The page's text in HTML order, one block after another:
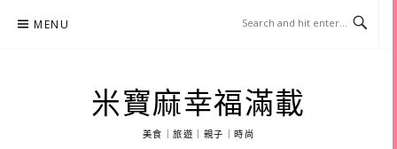
MENU
米寶麻幸福滿載
美食｜旅遊｜親子｜時尚